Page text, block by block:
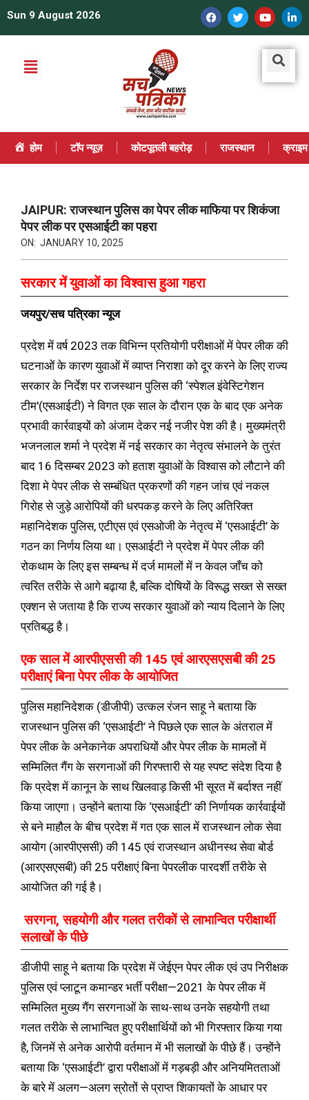
Sun 9 August 2026
होम टॉप न्यूज़ कोटपूतली बहरोड़ राजस्थान क्राइम
JAIPUR: राजस्थान पुलिस का पेपर लीक माफिया पर शिकंजा
पेपर लीक पर एसआईटी का पहरा
ON: JANUARY 10, 2025
सरकार में युवाओं का विश्वास हुआ गहरा
जयपुर/सच पत्रिका न्यूज
प्रदेश में वर्ष 2023 तक विभिन्न प्रतियोगी परीक्षाओं में पेपर लीक की
घटनाओं के कारण युवाओं में व्याप्त निराशा को दूर करने के लिए राज्य
सरकार के निर्देश पर राजस्थान पुलिस की ‘स्पेशल इंवेस्टिगेशन
टीम'(एसआईटी) ने विगत एक साल के दौरान एक के बाद एक अनेक
प्रभावी कार्रवाइयों को अंजाम देकर नई नजीर पेश की है। मुख्यमंत्री
भजनलाल शर्मा ने प्रदेश में नई सरकार का नेतृत्व संभालने के तुरंत
बाद 16 दिसम्बर 2023 को हताश युवाओं के विश्वास को लौटाने की
दिशा मे पेपर लीक से सम्बंधित प्रकरणों की गहन जांच एवं नकल
गिरोह से जुड़े आरोपियों की धरपकड़ करने के लिए अतिरिक्त
महानिदेशक पुलिस, एटीएस एवं एसओजी के नेतृत्व में ‘एसआईटी’ के
गठन का निर्णय लिया था। एसआईटी ने प्रदेश में पेपर लीक की
रोकथाम के लिए इस सम्बन्ध में दर्ज मामलों में न केवल जाँच को
त्वरित तरीके से आगे बढ़ाया है, बल्कि दोषियों के विरूद्ध सख्त से सख्त
एक्शन से जताया है कि राज्य सरकार युवाओं को न्याय दिलाने के लिए
प्रतिबद्ध है।
एक साल में आरपीएससी की 145 एवं आरएसएसबी की 25
परीक्षाएं बिना पेपर लीक के आयोजित
पुलिस महानिदेशक (डीजीपी) उत्कल रंजन साहू ने बताया कि
राजस्थान पुलिस की ‘एसआईटी’ ने पिछले एक साल के अंतराल में
पेपर लीक के अनेकानेक अपराधियों और पेपर लीक के मामलों में
सम्मिलित गैंग के सरगनाओं की गिरफ्तारी से यह स्पष्ट संदेश दिया है
कि प्रदेश में कानून के साथ खिलवाड़ किसी भी सूरत में बर्दाश्त नहीं
किया जाएगा। उन्होंने बताया कि ‘एसआईटी’ की निर्णायक कार्रवाईयों
से बने माहौल के बीच प्रदेश में गत एक साल में राजस्थान लोक सेवा
आयोग (आरपीएससी) की 145 एवं राजस्थान अधीनस्थ सेवा बोर्ड
(आरएसएसबी) की 25 परीक्षाएं बिना पेपरलीक पारदर्शी तरीके से
आयोजित की गई है।
सरगना, सहयोगी और गलत तरीकों से लाभान्वित परीक्षार्थी
सलाखों के पीछे
डीजीपी साहू ने बताया कि प्रदेश में जेईएन पेपर लीक एवं उप निरीक्षक
पुलिस एवं प्लाटून कमान्डर भर्ती परीक्षा—2021 के पेपर लीक में
सम्मिलित मुख्य गैंग सरगनाओं के साथ-साथ उनके सहयोगी तथा
गलत तरीके से लाभान्वित हुए परीक्षार्थियों को भी गिरफ्तार किया गया
है, जिनमें से अनेक आरोपी वर्तमान में भी सलाखों के पीछे हैं। उन्होंने
बताया कि ‘एसआईटी’ द्वारा परीक्षाओं में गड़बड़ी और अनियमितताओं
के बारे में अलग—अलग स्रोतों से प्राप्त शिकायतों के आधार पर